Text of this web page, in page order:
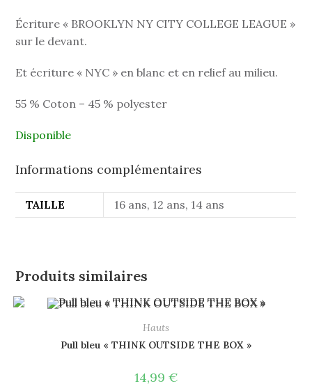
Écriture « BROOKLYN NY CITY COLLEGE LEAGUE »
sur le devant.
Et écriture « NYC » en blanc et en relief au milieu.
55 % Coton – 45 % polyester
Disponible
Informations complémentaires
TAILLE 16 ans, 12 ans, 14 ans
Produits similaires
Hauts
Pull bleu « THINK OUTSIDE THE BOX »
14,99 €